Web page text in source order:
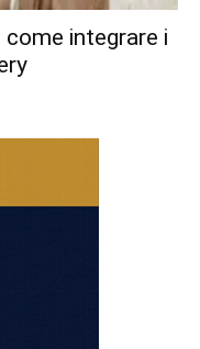
integrare i